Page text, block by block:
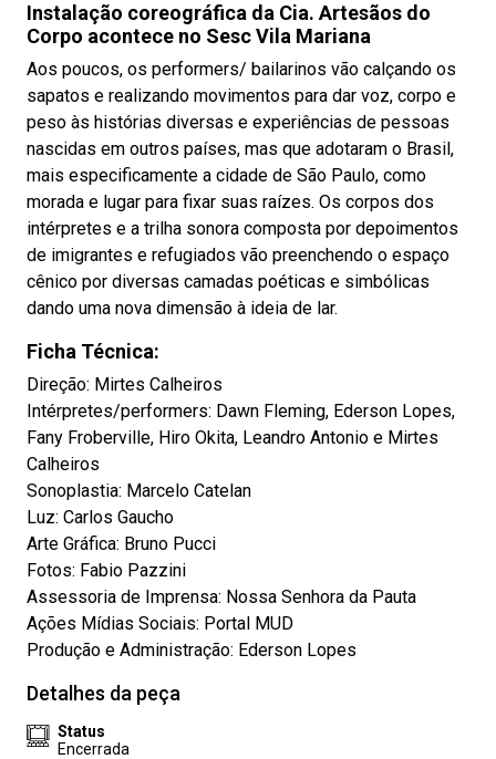
Instalação coreográfica da Cia. Artesãos do
Corpo acontece no Sesc Vila Mariana
Aos poucos, os performers/ bailarinos vão calçando os
sapatos e realizando movimentos para dar voz, corpo e
peso às histórias diversas e experiências de pessoas
nascidas em outros países, mas que adotaram o Brasil,
mais especificamente a cidade de São Paulo, como
morada e lugar para fixar suas raízes. Os corpos dos
intérpretes e a trilha sonora composta por depoimentos
de imigrantes e refugiados vão preenchendo o espaço
cênico por diversas camadas poéticas e simbólicas
dando uma nova dimensão à ideia de lar.
Ficha Técnica:
Direção: Mirtes Calheiros
Intérpretes/performers: Dawn Fleming, Ederson Lopes,
Fany Froberville, Hiro Okita, Leandro Antonio e Mirtes
Calheiros
Sonoplastia: Marcelo Catelan
Luz: Carlos Gaucho
Arte Gráfica: Bruno Pucci
Fotos: Fabio Pazzini
Assessoria de Imprensa: Nossa Senhora da Pauta
Ações Mídias Sociais: Portal MUD
Produção e Administração: Ederson Lopes
Detalhes da peça
Status
Encerrada